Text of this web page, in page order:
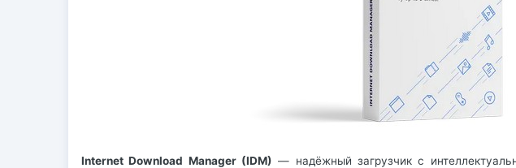
Internet Download Manager (IDM) — надёжный загрузчик с